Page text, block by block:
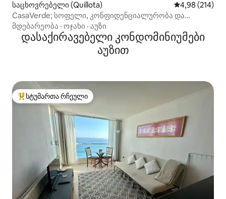
საცხოვრებელი (Quillota) საშუალო
4,98 (214)
CasaVerde; სოფელი, კონფიდენციალურობა და
განმარტოება
მდებარეობა · ოჯახი · აუზი
დასაქირავებელი კონდომინიუმები
აუზით
სტუმართა რჩეული მოწინავე ვარიანტი
სტუმართა რჩეული